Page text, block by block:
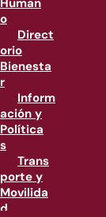
Human
o
Direct
orio
Bienesta
r
Inform
ación y
Política
s
Trans
porte y
Movilida
d